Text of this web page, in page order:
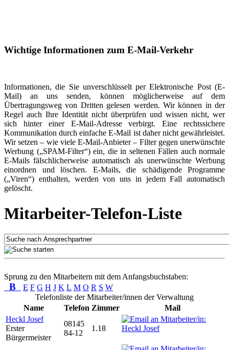
Wichtige Informationen zum E-Mail-Verkehr
Informationen, die Sie unverschlüsselt per Elektronische Post (E-
Mail) an uns senden, können möglicherweise auf dem
Übertragungsweg von Dritten gelesen werden. Wir können in der
Regel auch Ihre Identität nicht überprüfen und wissen nicht, wer
sich hinter einer E-Mail-Adresse verbirgt. Eine rechtssichere
Kommunikation durch einfache E-Mail ist daher nicht gewährleistet.
Wir setzen – wie viele E-Mail-Anbieter – Filter gegen unerwünschte
Werbung („SPAM-Filter“) ein, die in seltenen Fällen auch normale
E-Mails fälschlicherweise automatisch als unerwünschte Werbung
einordnen und löschen. E-Mails, die schädigende Programme
(„Viren“) enthalten, werden von uns in jedem Fall automatisch
gelöscht.
Mitarbeiter-Telefon-Liste
Sprung zu den Mitarbeitern mit dem Anfangsbuchstaben:
B E F G H J K L M O R S W
Telefonliste der Mitarbeiter/innen der Verwaltung
Name
Telefon Zimmer
Mail
Heckl Josef
Erster
Bürgermeister
08145
84-12
1.18